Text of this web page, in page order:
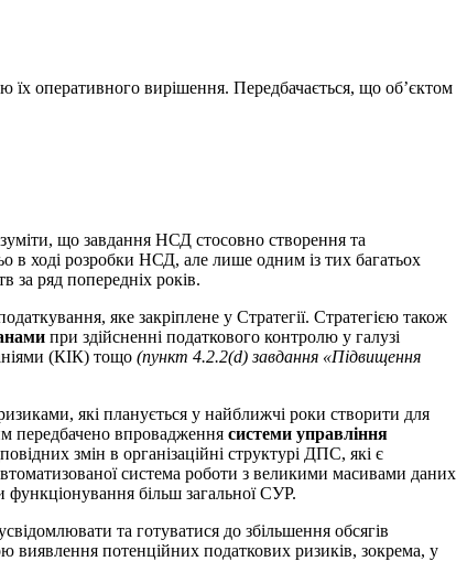
оперативного вирішення. Передбачається, що об’єктом
що завдання НСД стосовно створення та
в ході розробки НСД, але лише одним із тих багатьох
за ряд попередніх років.
яке закріплене у Стратегії. Стратегією також
при здійсненні податкового контролю у галузі
(КІК) тощо (пункт 4.2.2(d) завдання «Підвищення
які планується у найближчі роки створити для
передбачено впровадження системи управління
змін в організаційні структурі ДПС, які є
система роботи з великими масивами даних
функціонування більш загальної СУР.
та готуватися до збільшення обсягів
виявлення потенційних податкових ризиків, зокрема, у